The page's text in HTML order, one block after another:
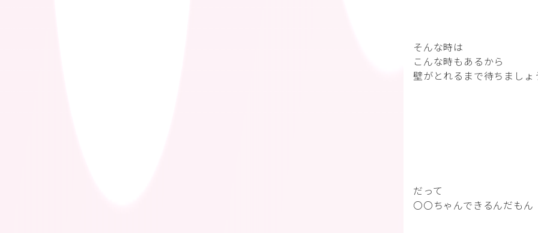
そんな時は
こんな時もあるから
壁がとれるまで待ちましょ
だって
〇〇ちゃんできるんだもん